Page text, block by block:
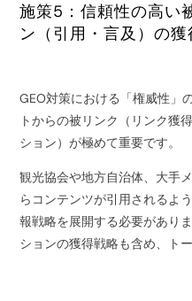
施策5：信頼性の高い
ン（引用・言及）の獲
GEO対策における「権威性」
トからの被リンク（リンク獲
ション）が極めて重要です。
観光協会や地方自治体、大手
らコンテンツが引用されるよ
報戦略を展開する必要があり
ションの獲得戦略も含め、ト